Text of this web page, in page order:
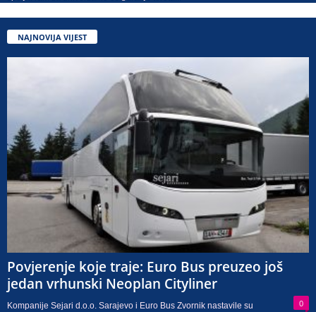
NAJNOVIJA VIJEST
Povjerenje koje traje: Euro Bus preuzeo još
jedan vrhunski Neoplan Cityliner
0
Kompanije Sejari d.o.o. Sarajevo i Euro Bus Zvornik nastavile su